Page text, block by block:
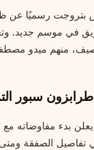
رسميًا عن
في موسم جديد.
الصيف، منهم ميدو
سبور
بدء مفاوضاته مع
الصفقة ومتى